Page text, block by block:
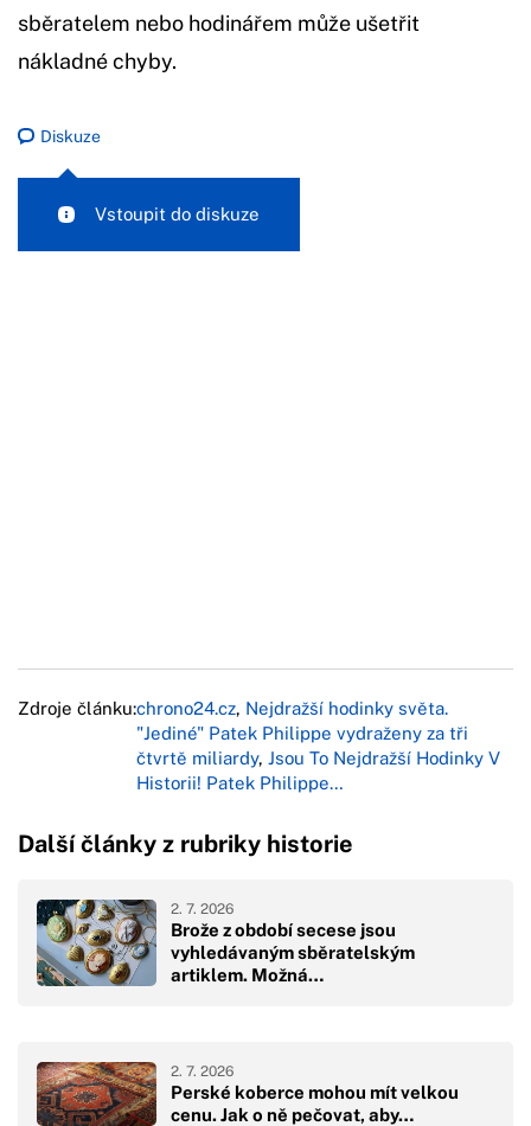
sběratelem nebo hodinářem může ušetřit
nákladné chyby.
Diskuze
Vstoupit do diskuze
Zdroje článku:chrono24.cz, Nejdražší hodinky světa.
"Jediné" Patek Philippe vydraženy za tři
čtvrtě miliardy, Jsou To Nejdražší Hodinky V
Historii! Patek Philippe…
Další články z rubriky historie
Brože z období secese jsou
vyhledávaným sběratelským
artiklem. Možná…
2. 7. 2026
Perské koberce mohou mít velkou
cenu. Jak o ně pečovat, aby…
2. 7. 2026